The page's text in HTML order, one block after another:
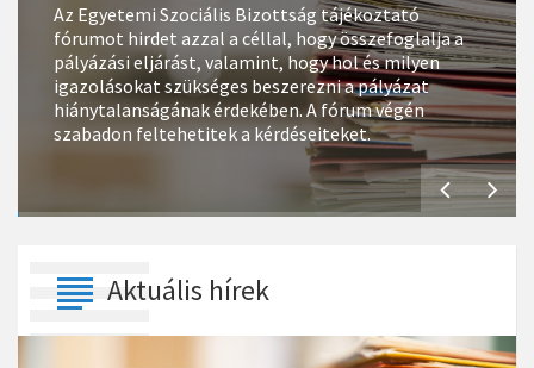
Az Egyetemi Szociális Bizottság tájékoztató
fórumot hirdet azzal a céllal, hogy összefoglalja a
pályázási eljárást, valamint, hogy hol és milyen
igazolásokat szükséges beszerezni a pályázat
hiánytalanságának érdekében. A fórum végén
szabadon feltehetitek a kérdéseiteket.
Aktuális hírek